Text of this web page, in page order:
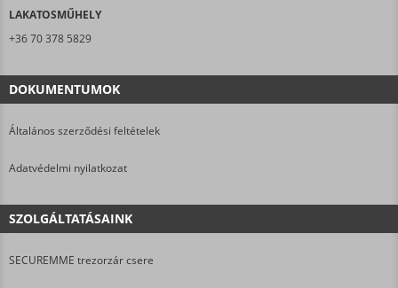
LAKATOSMŰHELY
+36 70 378 5829
DOKUMENTUMOK
Általános szerződési feltételek
Adatvédelmi nyilatkozat
SZOLGÁLTATÁSAINK
SECUREMME trezorzár csere